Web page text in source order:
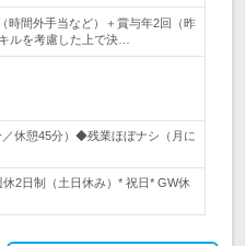
時間外手当など）＋賞与年2回（昨
ルを考慮した上で決…
休憩45分）◆残業ほぼナシ（月に
2日制（土日休み）* 祝日* GW休